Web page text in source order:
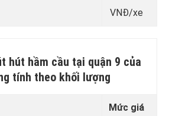
VNĐ/xe
hút hầm cầu tại quận 9 của
tính theo khối lượng
Mức giá